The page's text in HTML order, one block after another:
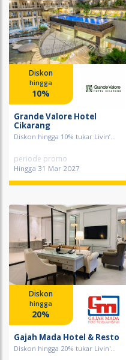
Diskon
hingga
10%
Grande Valore Hotel
Cikarang
Diskon hingga 10% tukar Livin’...
periode promo
Hingga 31 Mar 2027
Diskon
hingga
20%
Gajah Mada Hotel & Resto
Diskon hingga 20% tukar Livin'...